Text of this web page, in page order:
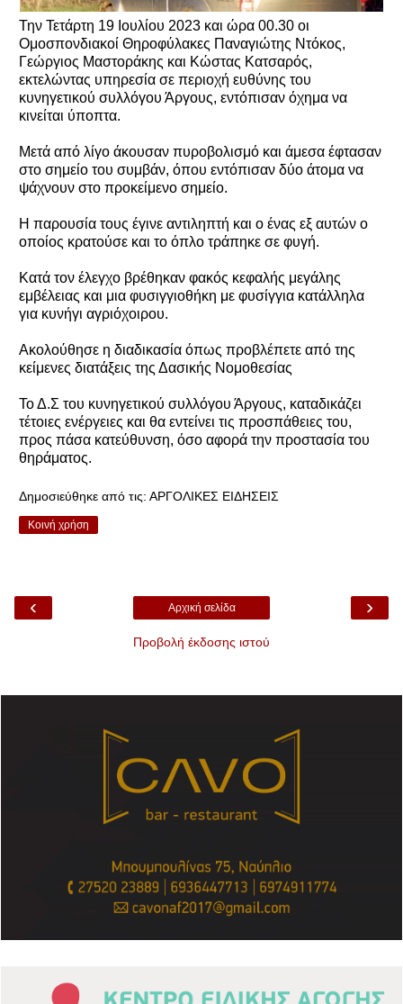
Την Τετάρτη 19 Ιουλίου 2023 και ώρα 00.30 οι
Oμοσπονδιακοί Θηροφύλακες Παναγιώτης Ντόκος,
Γεώργιος Μαστοράκης και Κώστας Κατσαρός,
εκτελώντας υπηρεσία σε περιοχή ευθύνης του
κυνηγετικού συλλόγου Άργους, εντόπισαν όχημα να
κινείται ύποπτα.
Μετά από λίγο άκουσαν πυροβολισμό και άμεσα έφτασαν
στο σημείο του συμβάν, όπου εντόπισαν δύο άτομα να
ψάχνουν στο προκείμενο σημείο.
Η παρουσία τους έγινε αντιληπτή και ο ένας εξ αυτών ο
οποίος κρατούσε και το όπλο τράπηκε σε φυγή.
Κατά τον έλεγχο βρέθηκαν φακός κεφαλής μεγάλης
εμβέλειας και μια φυσιγγιοθήκη με φυσίγγια κατάλληλα
για κυνήγι αγριόχοιρου.
Ακολούθησε η διαδικασία όπως προβλέπετε από της
κείμενες διατάξεις της Δασικής Νομοθεσίας
Το Δ.Σ του κυνηγετικού συλλόγου Άργους, καταδικάζει
τέτοιες ενέργειες και θα εντείνει τις προσπάθειες του,
προς πάσα κατεύθυνση, όσο αφορά την προστασία του
θηράματος.
Δημοσιεύθηκε από τις: ΑΡΓΟΛΙΚΕΣ ΕΙΔΗΣΕΙΣ
Κοινή χρήση
‹ ›
Αρχική σελίδα
Προβολή έκδοσης ιστού